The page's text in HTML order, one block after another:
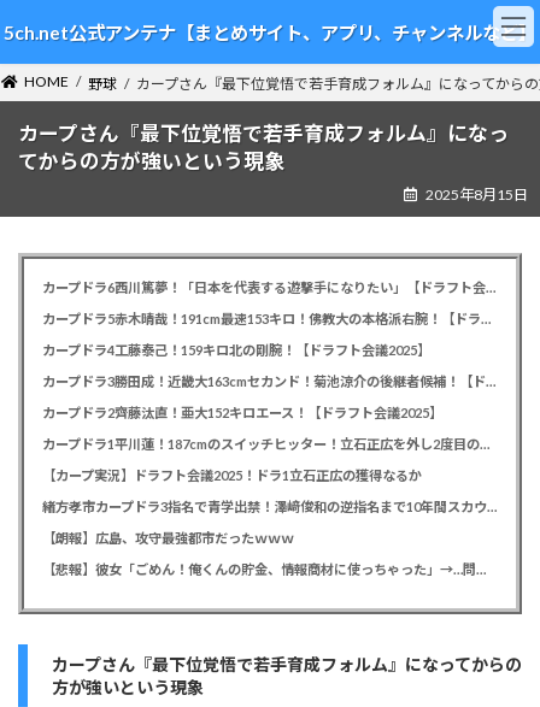
ン
テ
ン
ツ
ビ
ゲ
ー
シ
5ch.net公式アンテナ【まとめサイト、アプリ、チャンネルなど】
HOME 野球 カープさん『最下位覚悟で若手育成フォルム』になってから
カープさん『最下位覚悟で若手育成フォルム』になっ
てからの方が強いという現象
2025年8月15日
カープドラ6西川篤夢！「日本を代表する遊撃手になりたい」【ドラフト会議2025】
カープドラ5赤木晴哉！191cm最速153キロ！佛教大の本格派右腕！【ドラフト会議2025】
カープドラ4工藤泰己！159キロ北の剛腕！【ドラフト会議2025】
カープドラ3勝田成！近畿大163cmセカンド！菊池涼介の後継者候補！【ドラフト会議2025】
カープドラ2齊藤汰直！亜大152キロエース！【ドラフト会議2025】
カープドラ1平川蓮！187cmのスイッチヒッター！立石正広を外し2度目の重複も新井監督がクジを引き当てる！【ドラフト会議2025】
【カープ実況】ドラフト会議2025！ドラ1立石正広の獲得なるか
緒方孝市カープドラ3指名で青学出禁！澤﨑俊和の逆指名まで10年間スカウト出禁
【朗報】広島、攻守最強都市だったｗｗｗ
【悲報】彼女「ごめん！俺くんの貯金、情報商材に使っちゃった」→…問い詰めたらギャン泣きされたんだが俺が悪いのか？
カープさん『最下位覚悟で若手育成フォルム』になってからの
方が強いという現象